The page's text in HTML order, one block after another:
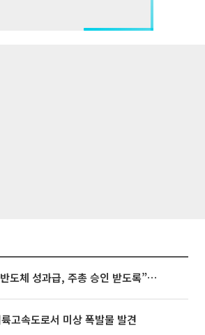
김정관 장관 “반도체 성과급, 주총 승인 받도록”…상법·자본시장법 개정 시사
고속도로서 미상 폭발물 발견